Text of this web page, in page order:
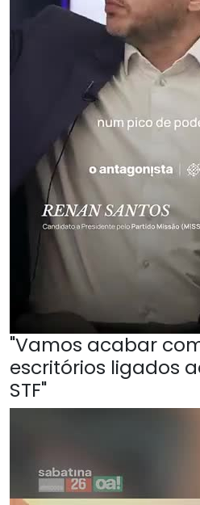
"Vamos acabar
escritórios ligados
STF"